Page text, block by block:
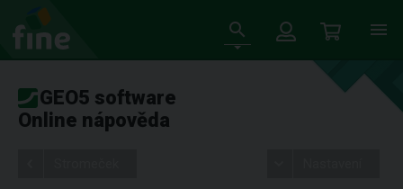
GEO5 software
Online nápověda